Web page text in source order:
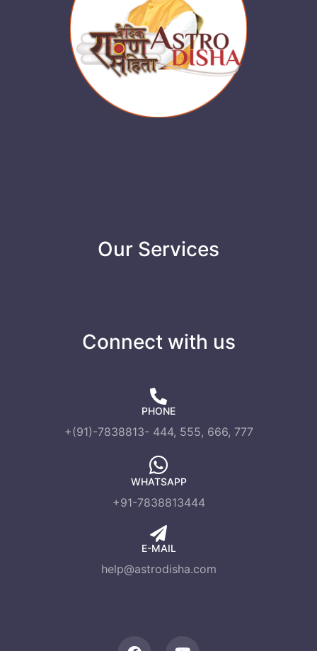
Our Services
Connect with us
PHONE
+(91)-7838813- 444, 555, 666, 777
WHATSAPP
+91-7838813444
E-MAIL
help@astrodisha.com